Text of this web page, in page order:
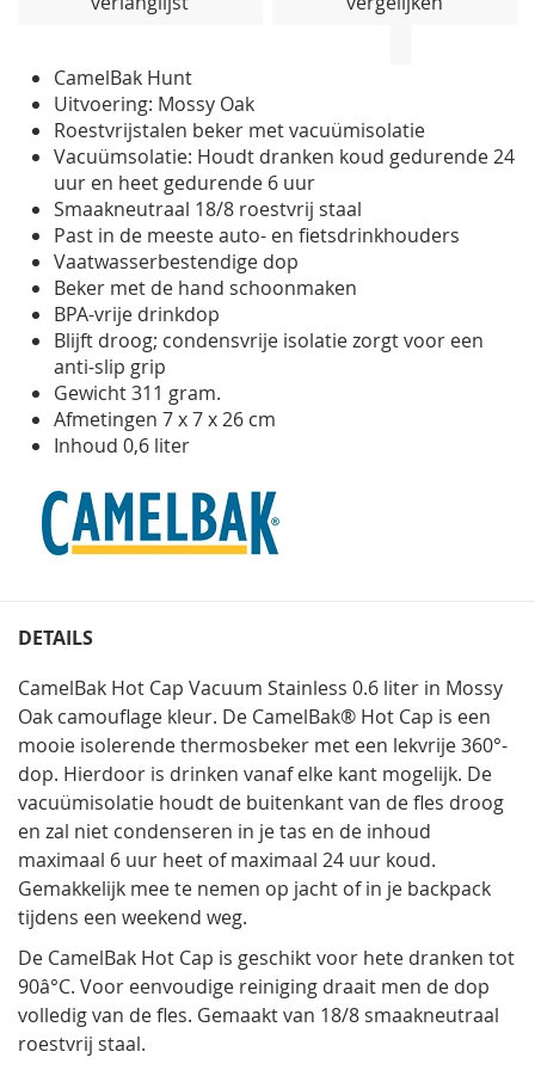
CamelBak Hunt
Uitvoering: Mossy Oak
Roestvrijstalen beker met vacuümisolatie
Vacuümsolatie: Houdt dranken koud gedurende 24
uur en heet gedurende 6 uur
Smaakneutraal 18/8 roestvrij staal
Past in de meeste auto- en fietsdrinkhouders
Vaatwasserbestendige dop
Beker met de hand schoonmaken
BPA-vrije drinkdop
Blijft droog; condensvrije isolatie zorgt voor een
anti-slip grip
Gewicht 311 gram.
Afmetingen 7 x 7 x 26 cm
Inhoud 0,6 liter
DETAILS
CamelBak Hot Cap Vacuum Stainless 0.6 liter in Mossy
Oak camouflage kleur. De CamelBak® Hot Cap is een
mooie isolerende thermosbeker met een lekvrije 360°-
dop. Hierdoor is drinken vanaf elke kant mogelijk. De
vacuümisolatie houdt de buitenkant van de fles droog
en zal niet condenseren in je tas en de inhoud
maximaal 6 uur heet of maximaal 24 uur koud.
Gemakkelijk mee te nemen op jacht of in je backpack
tijdens een weekend weg.
De CamelBak Hot Cap is geschikt voor hete dranken tot
90â°C. Voor eenvoudige reiniging draait men de dop
volledig van de fles. Gemaakt van 18/8 smaakneutraal
roestvrij staal.